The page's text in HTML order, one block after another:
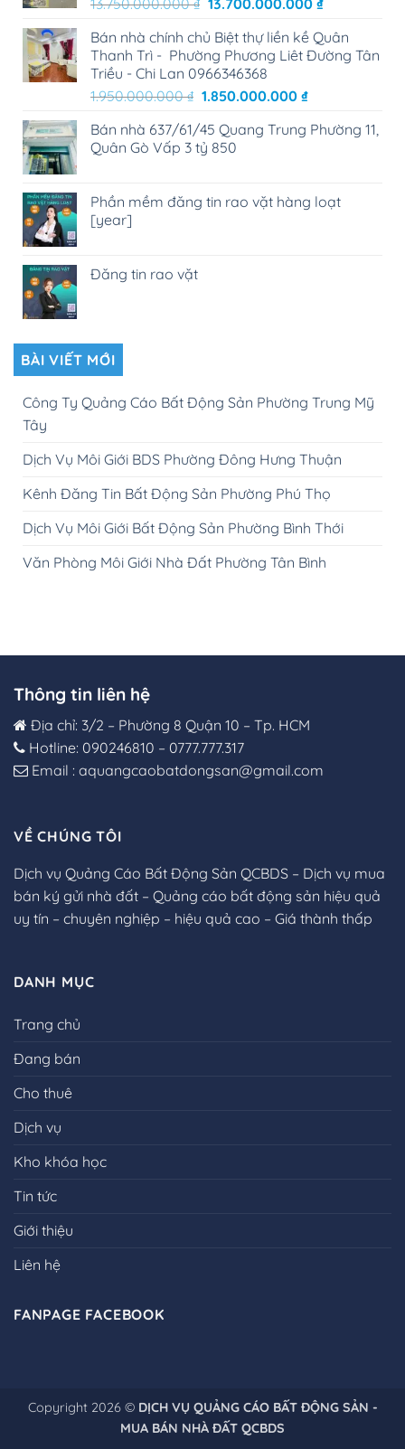
13.750.000.000₫
là:
13.750.000.000 ₫.
13.700.000.000 ₫
tại
là:
Bán nhà chính chủ Biệt thự liền kề Quân
Thanh Trì - Phường Phương Liêt Đường Tân
Triều - Chi Lan 0966346368
1.950.000.000₫ Giá
là:
1.950.000.000 ₫.
1.850.000.000 ₫Giá
tại
Bán nhà 637/61/45 Quang Trung Phường 11,
Quân Gò Vấp 3 tỷ 850
Phần mềm đăng tin rao vặt hàng loạt
[year]
Đăng tin rao vặt
BÀI VIẾT MỚI
Công Ty Quảng Cáo Bất Động Sản Phường Trung Mỹ
Tây
Dịch Vụ Môi Giới BDS Phường Đông Hưng Thuận
Kênh Đăng Tin Bất Động Sản Phường Phú Thọ
Dịch Vụ Môi Giới Bất Động Sản Phường Bình Thới
Văn Phòng Môi Giới Nhà Đất Phường Tân Bình
Thông tin liên hệ
Địa chỉ: 3/2 – Phường 8 Quận 10 – Tp. HCM
Hotline: 090246810 – 0777.777.317
Email : aquangcaobatdongsan@gmail.com
VỀ CHÚNG TÔI
Dịch vụ Quảng Cáo Bất Động Sản QCBDS – Dịch vụ mua
bán ký gửi nhà đất – Quảng cáo bất động sản hiệu quả
uy tín – chuyên nghiệp – hiệu quả cao – Giá thành thấp
DANH MỤC
Trang chủ
Đang bán
Cho thuê
Dịch vụ
Kho khóa học
Tin tức
Giới thiệu
Liên hệ
FANPAGE FACEBOOK
Copyright 2026 © DỊCH VỤ QUẢNG CÁO BẤT ĐỘNG SẢN -
MUA BÁN NHÀ ĐẤT QCBDS